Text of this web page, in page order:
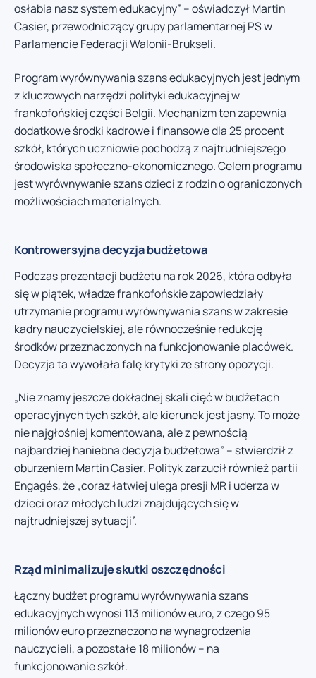
osłabia nasz system edukacyjny” – oświadczył Martin
Casier, przewodniczący grupy parlamentarnej PS w
Parlamencie Federacji Walonii-Brukseli.
Program wyrównywania szans edukacyjnych jest jednym
z kluczowych narzędzi polityki edukacyjnej w
frankofońskiej części Belgii. Mechanizm ten zapewnia
dodatkowe środki kadrowe i finansowe dla 25 procent
szkół, których uczniowie pochodzą z najtrudniejszego
środowiska społeczno-ekonomicznego. Celem programu
jest wyrównywanie szans dzieci z rodzin o ograniczonych
możliwościach materialnych.
Kontrowersyjna decyzja budżetowa
Podczas prezentacji budżetu na rok 2026, która odbyła
się w piątek, władze frankofońskie zapowiedziały
utrzymanie programu wyrównywania szans w zakresie
kadry nauczycielskiej, ale równocześnie redukcję
środków przeznaczonych na funkcjonowanie placówek.
Decyzja ta wywołała falę krytyki ze strony opozycji.
„Nie znamy jeszcze dokładnej skali cięć w budżetach
operacyjnych tych szkół, ale kierunek jest jasny. To może
nie najgłośniej komentowana, ale z pewnością
najbardziej haniebna decyzja budżetowa” – stwierdził z
oburzeniem Martin Casier. Polityk zarzucił również partii
Engagés, że „coraz łatwiej ulega presji MR i uderza w
dzieci oraz młodych ludzi znajdujących się w
najtrudniejszej sytuacji”.
Rząd minimalizuje skutki oszczędności
Łączny budżet programu wyrównywania szans
edukacyjnych wynosi 113 milionów euro, z czego 95
milionów euro przeznaczono na wynagrodzenia
nauczycieli, a pozostałe 18 milionów – na
funkcjonowanie szkół.